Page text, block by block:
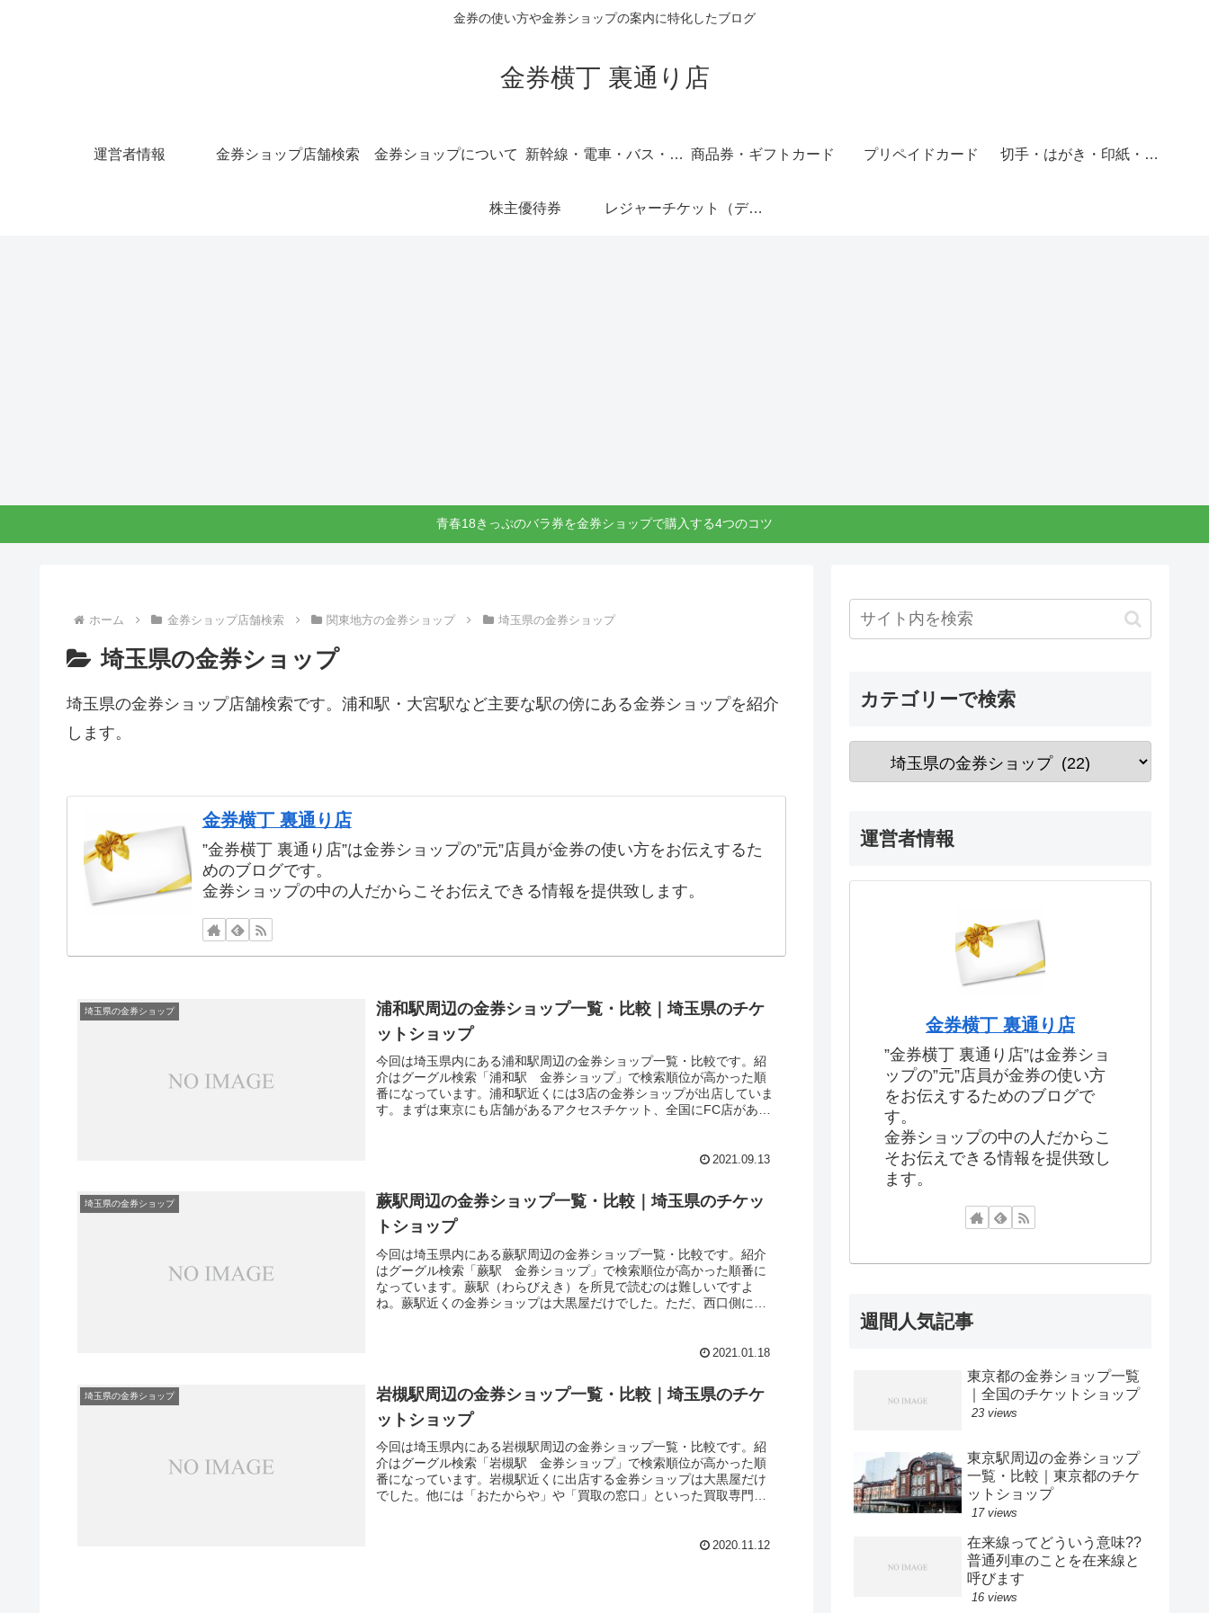
金券の使い方や金券ショップの案内に特化したブログ
金券横丁 裏通り店
運営者情報 金券ショップ店舗検索 金券ショップについて 新幹線・電車・バス・飛行機 商品券・ギフトカード プリペイドカード 切手・はがき・印紙・レターパック
株主優待券 レジャーチケット（ディズニー・USJ他）
青春18きっぷのバラ券を金券ショップで購入する4つのコツ
ホーム 金券ショップ店舗検索 関東地方の金券ショップ 埼玉県の金券ショップ
埼玉県の金券ショップ
埼玉県の金券ショップ店舗検索です。浦和駅・大宮駅など主要な駅の傍にある金券ショップを紹介
します。
金券横丁 裏通り店
”金券横丁 裏通り店”は金券ショップの”元”店員が金券の使い方をお伝えするた
めのブログです。
金券ショップの中の人だからこそお伝えできる情報を提供致します。
埼玉県の金券ショップ
浦和駅周辺の金券ショップ一覧・比較｜埼玉県のチケ
ットショップ
今回は埼玉県内にある浦和駅周辺の金券ショップ一覧・比較です。紹
介はグーグル検索「浦和駅 金券ショップ」で検索順位が高かった順
番になっています。浦和駅近くには3店の金券ショップが出店していま
す。まずは東京にも店舗があるアクセスチケット、全国にFC店がある
2021.09.13
埼玉県の金券ショップ
蕨駅周辺の金券ショップ一覧・比較｜埼玉県のチケッ
トショップ
今回は埼玉県内にある蕨駅周辺の金券ショップ一覧・比較です。紹介
はグーグル検索「蕨駅 金券ショップ」で検索順位が高かった順番に
なっています。蕨駅（わらびえき）を所見で読むのは難しいですよ
ね。蕨駅近くの金券ショップは大黒屋だけでした。ただ、西口側には
が、金犬くんも出店しています。イオンモール内にあるので、車での
2021.01.18
埼玉県の金券ショップ
岩槻駅周辺の金券ショップ一覧・比較｜埼玉県のチケ
ットショップ
今回は埼玉県内にある岩槻駅周辺の金券ショップ一覧・比較です。紹
介はグーグル検索「岩槻駅 金券ショップ」で検索順位が高かった順
番になっています。岩槻駅近くに出店する金券ショップは大黒屋だけ
でした。他には「おたからや」や「買取の窓口」といった買取専門店
2020.11.12
カテゴリーで検索
運営者情報
金券横丁 裏通り店
”金券横丁 裏通り店”は金券ショ
ップの”元”店員が金券の使い方
をお伝えするためのブログで
す。
金券ショップの中の人だからこ
そお伝えできる情報を提供致し
ます。
週間人気記事
東京都の金券ショップ一覧
｜全国のチケットショップ
23 views
東京駅周辺の金券ショップ
一覧・比較｜東京都のチケ
ットショップ
17 views
在来線ってどういう意味??
普通列車のことを在来線と
呼びます
16 views